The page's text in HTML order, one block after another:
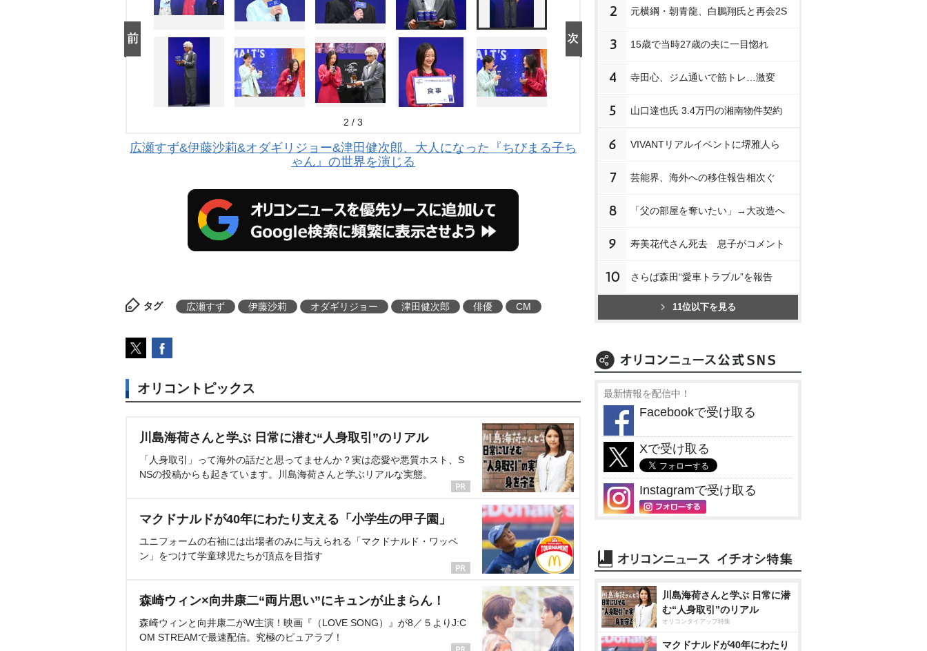
2 / 3
広瀬すず&伊藤沙莉&オダギリジョー&津田健次郎、大人になった『ちびまる子ち
ゃん』の世界を演じる
タグ 広瀬すず 伊藤沙莉 オダギリジョー 津田健次郎 俳優 CM
オリコントピックス
川島海荷さんと学ぶ 日常に潜む“人身取引”のリアル
「人身取引」って海外の話だと思ってませんか？実は恋愛や悪質ホスト、S
NSの投稿からも起きています。川島海荷さんと学ぶリアルな実態。
マクドナルドが40年にわたり支える「小学生の甲子園」
ユニフォームの右袖には出場者のみに与えられる「マクドナルド・ワッペ
ン」をつけて学童球児たちが頂点を目指す
森崎ウィン×向井康二“両片思い”にキュンが止まらん！
森崎ウィンと向井康二がW主演！映画『（LOVE SONG）』が8／５よりJ:C
OM STREAMで最速配信。究極のピュアラブ！
2 元横綱・朝青龍、白鵬翔氏と再会2S
3 15歳で当時27歳の夫に一目惚れ
4 寺田心、ジム通いで筋トレ…激変
5 山口達也氏 3.4万円の湘南物件契約
6 VIVANTリアルイベントに堺雅人ら
7 芸能界、海外への移住報告相次ぐ
8 「父の部屋を奪いたい」→大改造へ
9 寿美花代さん死去 息子がコメント
10 さらば森田“愛車トラブル”を報告
11位以下を見る
最新情報を配信中！
Facebookで受け取る
Xで受け取る
Instagramで受け取る
川島海荷さんと学ぶ 日常に潜
む“人身取引”のリアル
オリコンタイアップ特集
マクドナルドが40年にわたり